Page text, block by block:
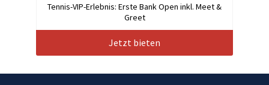
Tennis-VIP-Erlebnis: Erste Bank Open inkl. Meet &
Greet
Jetzt bieten